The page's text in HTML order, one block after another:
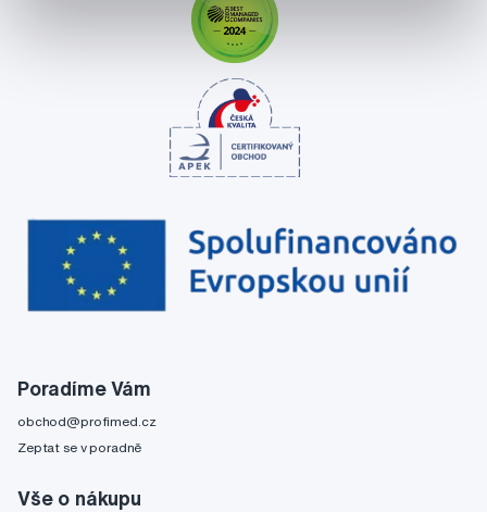
Poradíme Vám
obchod@profimed.cz
Zeptat se v poradně
Vše o nákupu